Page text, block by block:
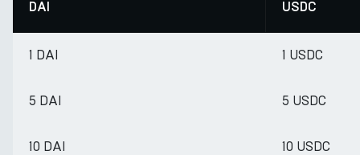
DAI USDC
1 DAI 1 USDC
5 DAI 5 USDC
10 DAI 10 USDC